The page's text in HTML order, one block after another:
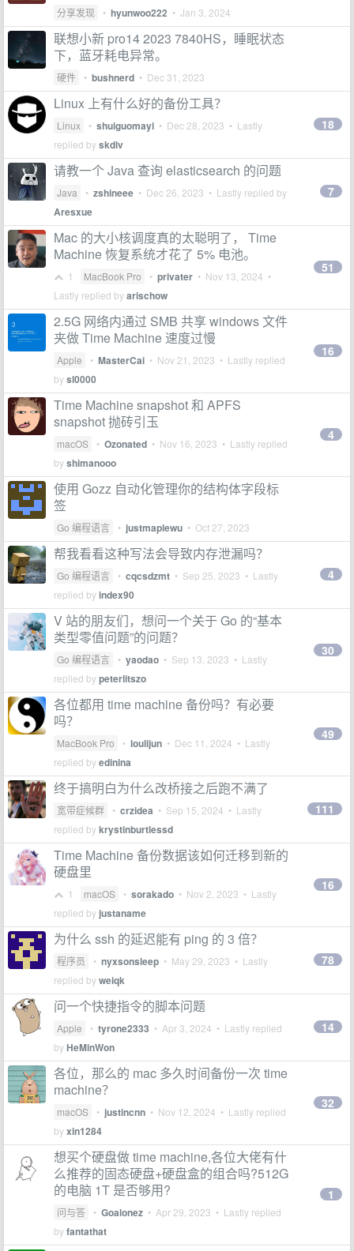
分享发现 • hyunwoo222 • Jan 3, 2024
联想小新 pro14 2023 7840HS，睡眠状态
下，蓝牙耗电异常。
硬件 • bushnerd • Dec 31, 2023
Linux 上有什么好的备份工具？
Linux • shuiguomayi • Dec 28, 2023 • Lastly
replied byskdlv
18
请教一个 Java 查询 elasticsearch 的问题
Java • zshineee • Dec 26, 2023 • Lastly replied by
Aresxue
7
Mac 的大小核调度真的太聪明了， Time
Machine 恢复系统才花了 5% 电池。
1 MacBook Pro • privater • Nov 13, 2024 •
Lastly replied byarischow
51
2.5G 网络内通过 SMB 共享 windows 文件
夹做 Time Machine 速度过慢
Apple • MasterCai • Nov 21, 2023 • Lastly replied
bysl0000
16
Time Machine snapshot 和 APFS
snapshot 抛砖引玉
macOS • Ozonated • Nov 16, 2023 • Lastly replied
byshimanooo
4
使用 Gozz 自动化管理你的结构体字段标
签
Go 编程语言 • justmaplewu • Oct 27, 2023
帮我看看这种写法会导致内存泄漏吗？
Go 编程语言 • cqcsdzmt • Sep 25, 2023 • Lastly
replied byindex90
4
V 站的朋友们，想问一个关于 Go 的“基本
类型零值问题”的问题？
Go 编程语言 • yaodao • Sep 13, 2023 • Lastly
replied bypeterlitszo
30
各位都用 time machine 备份吗？有必要
吗？
MacBook Pro • loulijun • Dec 11, 2024 • Lastly
replied byedinina
49
终于搞明白为什么改桥接之后跑不满了
宽带症候群 • crzidea • Sep 15, 2024 • Lastly
replied bykrystinburtlessd
111
Time Machine 备份数据该如何迁移到新的
硬盘里
1 macOS • sorakado • Nov 2, 2023 • Lastly
replied by justaname
16
为什么 ssh 的延迟能有 ping 的 3 倍？
程序员 • nyxsonsleep • May 29, 2023 • Lastly
replied byweiqk
78
问一个快捷指令的脚本问题
Apple • tyrone2333 • Apr 3, 2024 • Lastly replied
byHeMinWon
14
各位，那么的 mac 多久时间备份一次 time
machine？
macOS • justincnn • Nov 12, 2024 • Lastly replied
byxin1284
32
想买个硬盘做 time machine,各位大佬有什
么推荐的固态硬盘+硬盘盒的组合吗?512G
的电脑 1T 是否够用?
问与答 • Goalonez • Apr 29, 2023 • Lastly replied
byfantathat
1